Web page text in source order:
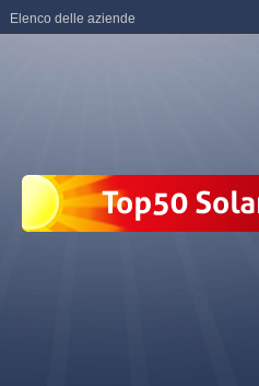
Elenco delle aziende